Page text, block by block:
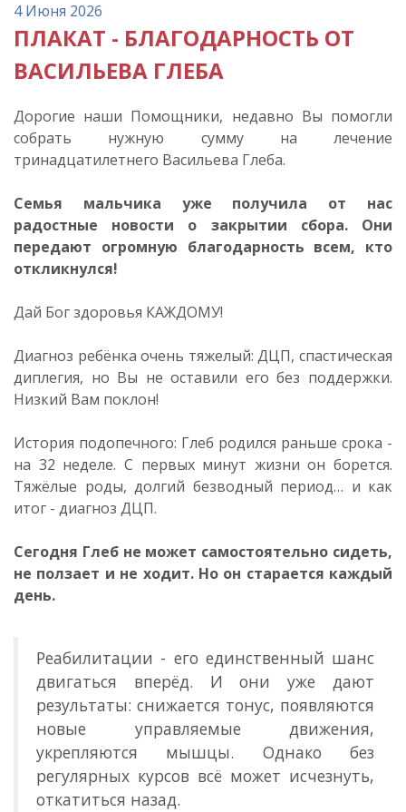
4 Июня 2026
ПЛАКАТ - БЛАГОДАРНОСТЬ ОТ
ВАСИЛЬЕВА ГЛЕБА
Дорогие наши Помощники, недавно Вы помогли
собрать нужную сумму на лечение
тринадцатилетнего Васильева Глеба.
Семья мальчика уже получила от нас
радостные новости о закрытии сбора. Они
передают огромную благодарность всем, кто
откликнулся!
Дай Бог здоровья КАЖДОМУ!
Диагноз ребёнка очень тяжелый: ДЦП, спастическая
диплегия, но Вы не оставили его без поддержки.
Низкий Вам поклон!
История подопечного: Глеб родился раньше срока -
на 32 неделе. С первых минут жизни он борется.
Тяжёлые роды, долгий безводный период… и как
итог - диагноз ДЦП.
Сегодня Глеб не может самостоятельно сидеть,
не ползает и не ходит. Но он старается каждый
день.
Реабилитации - его единственный шанс
двигаться вперёд. И они уже дают
результаты: снижается тонус, появляются
новые управляемые движения,
укрепляются мышцы. Однако без
регулярных курсов всё может исчезнуть,
откатиться назад.